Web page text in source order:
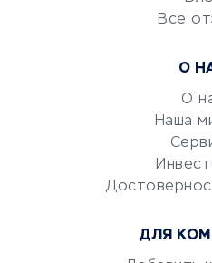
УСЛУГИ ДЛЯ БИЗНЕСА
документооборот
Консалтинговые
Все
О
О
Наша
ДЛЯ